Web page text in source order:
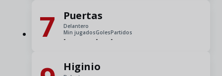
7 Puertas
Delantero
Min jugados
-
Goles
-
Partidos
-
Higinio